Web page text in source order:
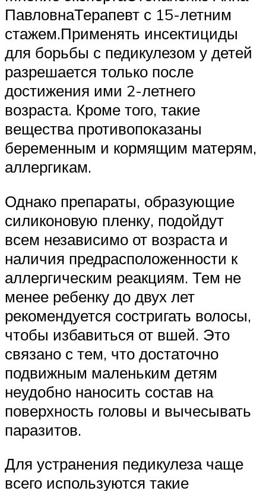
ПавловнаТерапевт с 15-летним
стажем.Применять инсектициды
для борьбы с педикулезом у детей
разрешается только после
достижения ими 2-летнего
возраста. Кроме того, такие
вещества противопоказаны
беременным и кормящим матерям,
аллергикам.
Однако препараты, образующие
силиконовую пленку, подойдут
всем независимо от возраста и
наличия предрасположенности к
аллергическим реакциям. Тем не
менее ребенку до двух лет
рекомендуется состригать волосы,
чтобы избавиться от вшей. Это
связано с тем, что достаточно
подвижным маленьким детям
неудобно наносить состав на
поверхность головы и вычесывать
паразитов.
Для устранения педикулеза чаще
всего используются такие